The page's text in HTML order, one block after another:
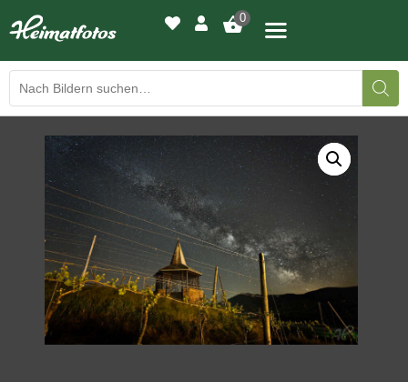
0
BILDERGALERIE
DRUCKQUALITÄTEN
LED-LEUCHTBILDER
WIR DRUCKEN IHR BILD
AUSSTELLUNGEN